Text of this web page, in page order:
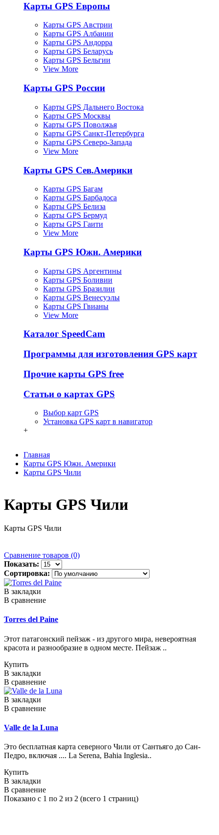
Карты GPS Европы
Карты GPS Австрии
Карты GPS Албании
Карты GPS Андорра
Карты GPS Беларусь
Карты GPS Бельгии
View More
Карты GPS России
Карты GPS Дальнего Востока
Карты GPS Москвы
Карты GPS Поволжья
Карты GPS Санкт-Петербурга
Карты GPS Северо-Запада
View More
Карты GPS Сев.Америки
Карты GPS Багам
Карты GPS Барбадоса
Карты GPS Белиза
Карты GPS Бермуд
Карты GPS Гаити
View More
Карты GPS Южн. Америки
Карты GPS Аргентины
Карты GPS Боливии
Карты GPS Бразилии
Карты GPS Венесуэлы
Карты GPS Гвианы
View More
Каталог SpeedCam
Программы для изготовления GPS карт
Прочие карты GPS free
Статьи о картах GPS
Выбор карт GPS
Установка GPS карт в навигатор
+
Главная
Карты GPS Южн. Америки
Карты GPS Чили
Карты GPS Чили
Карты GPS Чили
Сравнение товаров (0)
Показать:
Сортировка:
В закладки
В сравнение
Torres del Paine
Этот патагонский пейзаж - из другого мира, невероятная
красота и разнообразие в одном месте. Пейзаж ..
Купить
В закладки
В сравнение
В закладки
В сравнение
Valle de la Luna
Это бесплатная карта северного Чили от Сантьяго до Сан-
Педро, включая .... La Serena, Bahia Inglesia..
Купить
В закладки
В сравнение
Показано с 1 по 2 из 2 (всего 1 страниц)